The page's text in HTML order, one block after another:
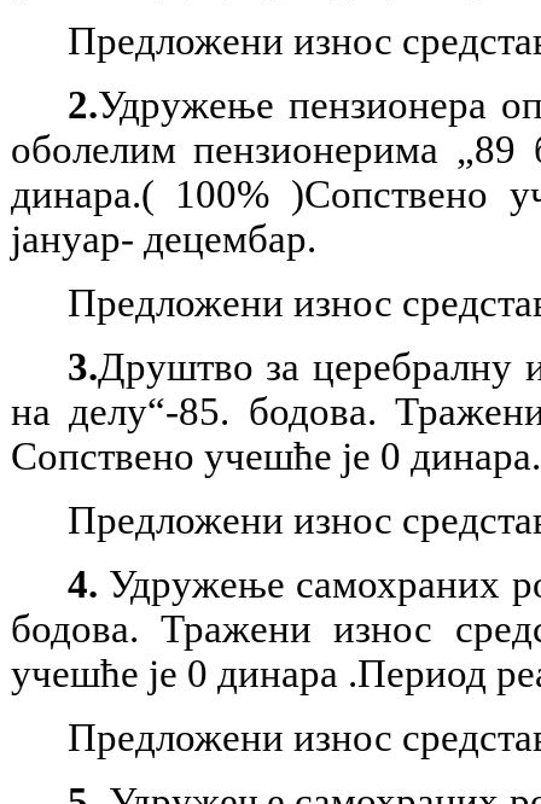
Предложени износ
2.Удружење пензионера
оболелим пензионерима „89
динара.( 100% )Сопствено
јануар- децембар.
Предложени износ
3.Друштво за церебралну
на делу“-85. бодова.
Сопствено учешће је 0
Предложени износ
4. Удружење самохраних
бодова. Тражени износ
учешће је 0 динара .Период
Предложени износ